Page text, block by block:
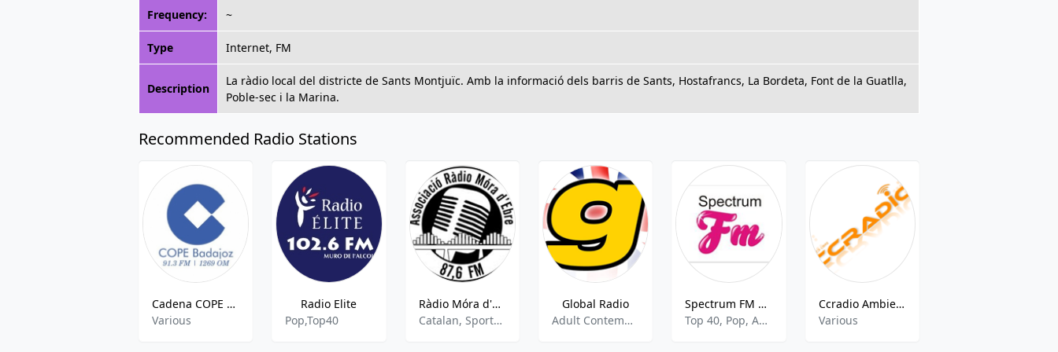
Frequency: ~
Type Internet, FM
Description
La ràdio local del districte de Sants Montjuïc. Amb la informació dels barris de Sants, Hostafrancs, La Bordeta, Font de la Guatlla,
Poble-sec i la Marina.
Recommended Radio Stations
Cadena COPE Badajoz
Various
Radio Elite
Pop,Top40
Ràdio Móra d'Ebre (Cadena SER)
Catalan, Sports Talk, Sports News, Local News
Global Radio
Adult Contemporary, Soul, R&B
Spectrum FM Costa Blanca
Top 40, Pop, Adult Contemporary
Ccradio Ambient
Various